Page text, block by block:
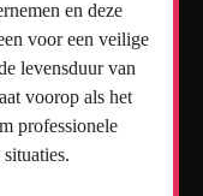
en deze
voor een veilige
levensduur van
voorop als het
professionele